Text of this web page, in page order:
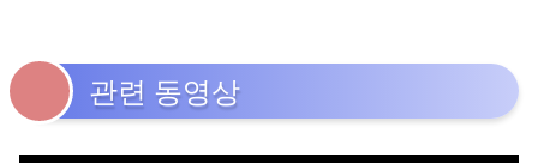
관련 동영상